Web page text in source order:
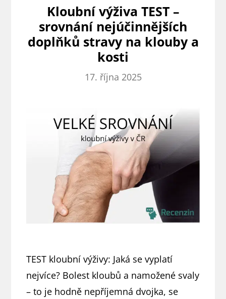
Kloubní výživa TEST –
srovnání nejúčinnějších
doplňků stravy na klouby a
kosti
17. října 2025
TEST kloubní výživy: Jaká se vyplatí
nejvíce? Bolest kloubů a namožené svaly
– to je hodně nepříjemná dvojka, se